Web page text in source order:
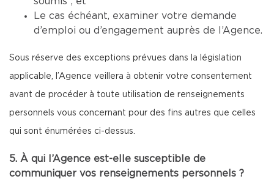
Le cas échéant, examiner votre demande
d’emploi ou d’engagement auprès de l’Agence.
Sous réserve des exceptions prévues dans la législation
applicable, l’Agence veillera à obtenir votre consentement
avant de procéder à toute utilisation de renseignements
personnels vous concernant pour des fins autres que celles
qui sont énumérées ci-dessus.
5. À qui l’Agence est-elle susceptible de
communiquer vos renseignements personnels ?